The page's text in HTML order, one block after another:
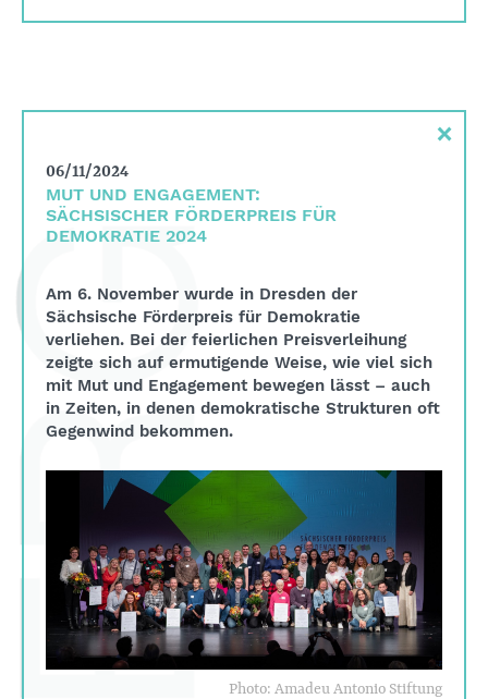
×
06/11/2024
MUT UND ENGAGEMENT:
SÄCHSISCHER FÖRDERPREIS FÜR
DEMOKRATIE 2024
Am 6. November wurde in Dresden der
Sächsische Förderpreis für Demokratie
verliehen. Bei der feierlichen Preisverleihung
zeigte sich auf ermutigende Weise, wie viel sich
mit Mut und Engagement bewegen lässt – auch
in Zeiten, in denen demokratische Strukturen oft
Gegenwind bekommen.
Photo: Amadeu Antonio Stiftung